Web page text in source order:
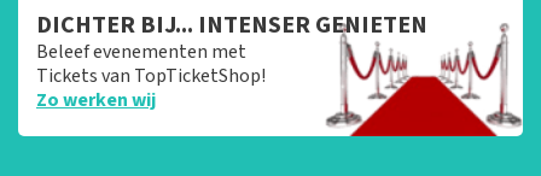
DICHTER BIJ... INTENSER GENIETEN
Beleef evenementen met
Tickets van TopTicketShop!
Zo werken wij